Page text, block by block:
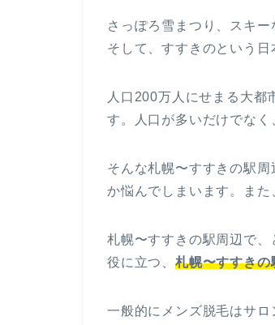
さっぽろ雪まつり、スキ
そして、すすきのという
人口200万人にせまる大都
す。人口が多いだけでなく
そんな札幌〜すすきの駅
か悩んでしまいます。また
札幌〜すすきの駅周辺で
役に立つ、 札幌〜すすきの
一般的にメンズ脱毛はサ